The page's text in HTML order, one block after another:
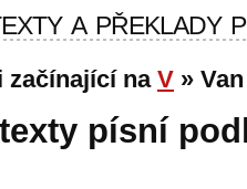
a překlady
naV »
písní